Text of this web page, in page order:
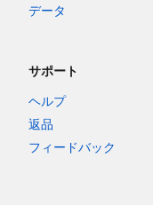
データ
サポート
ヘルプ
返品
フィードバック